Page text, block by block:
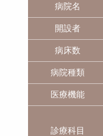
病院名
開設者
病床数
病院種類
医療機能
診療科目